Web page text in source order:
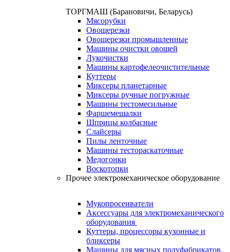
ТОРГМАШ (Барановичи, Беларусь)
Мясорубки
Овощерезки
Овощерезки промышленные
Машины очистки овощей
Лукочистки
Машины картофелеочистительные
Куттеры
Миксеры планетарные
Миксеры ручные погружные
Машины тестомесильные
Фаршемешалки
Шприцы колбасные
Слайсеры
Пилы ленточные
Машины тестораскаточные
Медогонки
Воскотопки
Прочее электромеханическое оборудование
Мукопросеиватели
Аксессуары для электромеханического
оборудования
Куттеры, процессоры кухонные и
бликсеры
Машины для мясных полуфабрикатов,